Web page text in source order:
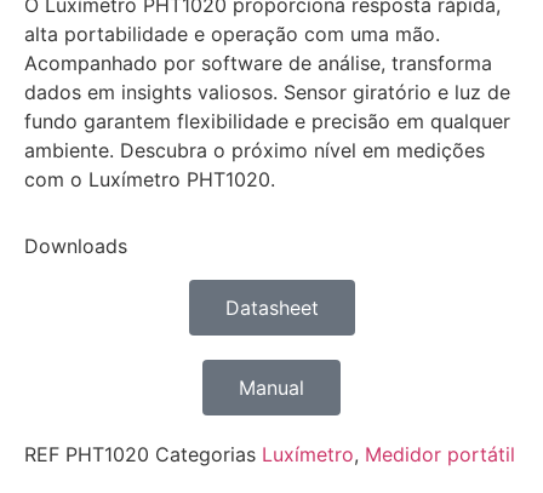
O Luxímetro PHT1020 proporciona resposta rápida,
alta portabilidade e operação com uma mão.
Acompanhado por software de análise, transforma
dados em insights valiosos. Sensor giratório e luz de
fundo garantem flexibilidade e precisão em qualquer
ambiente. Descubra o próximo nível em medições
com o Luxímetro PHT1020.
Downloads
Datasheet
Manual
REF PHT1020 Categorias Luxímetro, Medidor portátil